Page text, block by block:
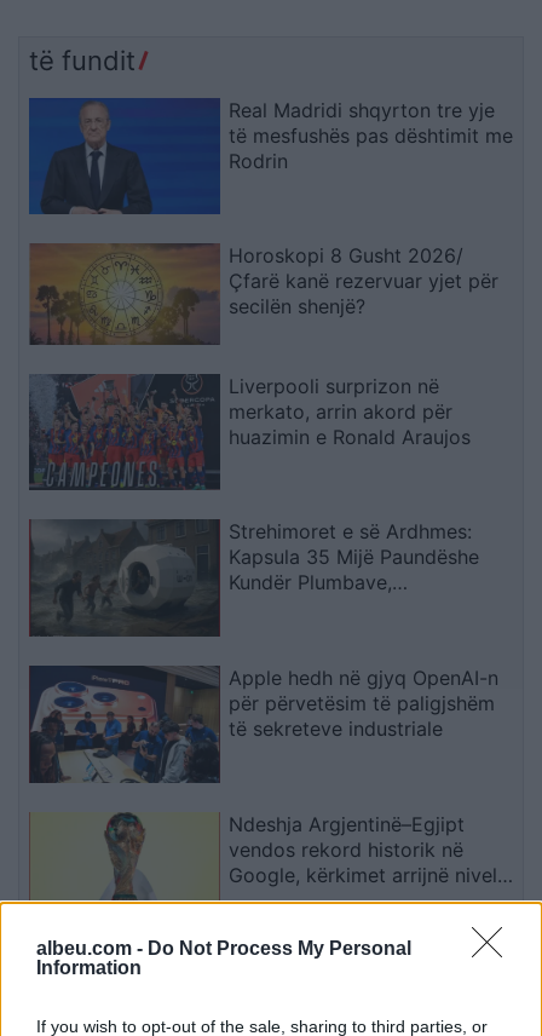
albeu.com - Do Not Process My Personal
Information
If you wish to opt-out of the sale, sharing to third parties, or
të fundit
Real Madridi shqyrton tre yje
të mesfushës pas dështimit me
Rodrin
Horoskopi 8 Gusht 2026/
Çfarë kanë rezervuar yjet për
secilën shenjë?
Liverpooli surprizon në
merkato, arrin akord për
huazimin e Ronald Araujos
Strehimoret e së Ardhmes:
Kapsula 35 Mijë Paundëshe
Kundër Plumbave,
Apple hedh në gjyq OpenAI-n
për përvetësim të paligjshëm
të sekreteve industriale
Ndeshja Argjentinë–Egjipt
vendos rekord historik në
Google, kërkimet arrijnë nivele
të papara
shoqëri afatgjatë